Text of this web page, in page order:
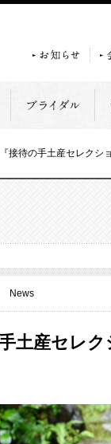
接待の手土産セレクシ
News
土産セレ